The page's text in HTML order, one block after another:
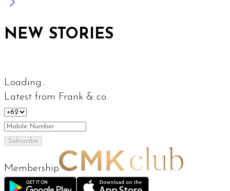
NEW STORIES
Loading...
Latest from Frank & co.
Subscribe
Membership